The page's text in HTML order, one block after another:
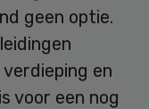
geen optie.
en
voor een nog